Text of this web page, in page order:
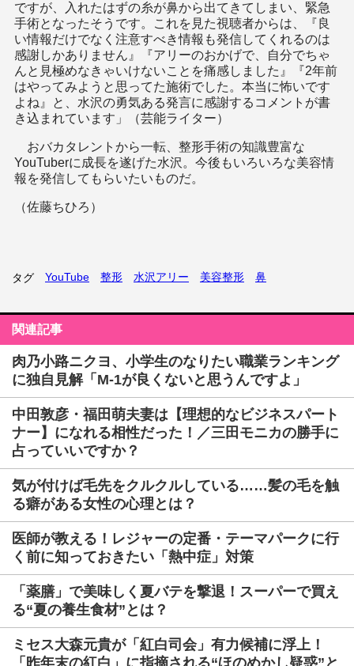
ですが、入れたはずの糸が鼻から出てきてしまい、緊急
手術となったそうです。これを見た視聴者からは、『良
い情報だけでなく注意すべき情報も発信してくれるのは
感謝しかありません』『アリーのおかげで、自分でちゃ
んと見極めなきゃいけないことを痛感しました』『2年前
はやってみようと思ってた施術でした。本当に怖いです
よね』と、水沢の勇気ある発言に感謝するコメントが書
き込まれています」（芸能ライター）
おバカタレントから一転、整形手術の知識豊富な
YouTuberに成長を遂げた水沢。今後もいろいろな美容情
報を発信してもらいたいものだ。
（佐藤ちひろ）
タグ YouTube 整形 水沢アリー 美容整形 鼻
関連記事
肉乃小路ニクヨ、小学生のなりたい職業ランキング
に独自見解「M-1が良くないと思うんですよ」
中田敦彦・福田萌夫妻は【理想的なビジネスパート
ナー】になれる相性だった！／三田モニカの勝手に
占っていいですか？
気が付けば毛先をクルクルしている……髪の毛を触
る癖がある女性の心理とは？
医師が教える！レジャーの定番・テーマパークに行
く前に知っておきたい「熱中症」対策
「薬膳」で美味しく夏バテを撃退！スーパーで買え
る“夏の養生食材”とは？
ミセス大森元貴が「紅白司会」有力候補に浮上！
「昨年末の紅白」に指摘される“ほのめかし疑惑”と